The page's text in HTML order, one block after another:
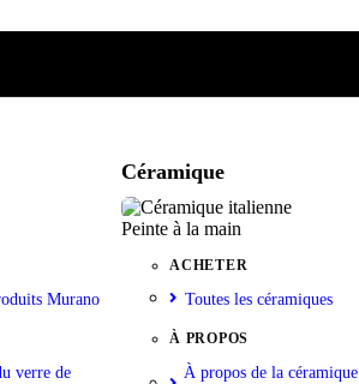
Murano
verre de
Céramique
Peinte à la main
ACHETER
Toutes les céramiques
À PROPOS
À propos de la céramique